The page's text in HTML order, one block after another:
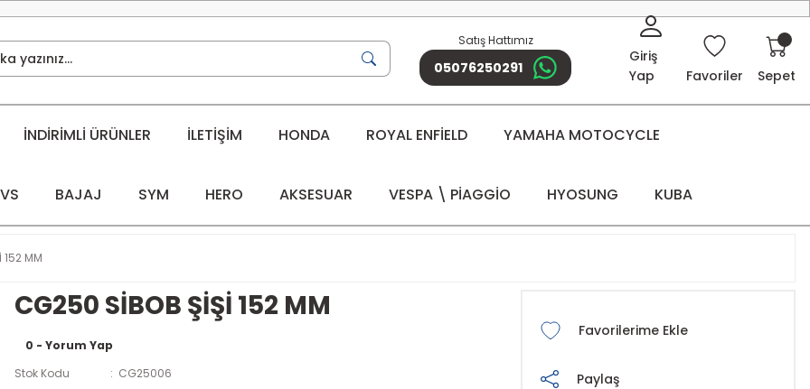
Satış Hattımız
05076250291
Giriş
Yap
Favoriler Sepet
İNDİRİMLİ ÜRÜNLER İLETİŞİM HONDA ROYAL ENFİELD YAMAHA MOTOCYCLE
BAJAJ SYM HERO AKSESUAR VESPA \ PİAGGİO HYOSUNG KUBA
MM
CG250 SİBOB ŞİŞİ 152 MM
0 - Yorum Yap
Stok Kodu
CG25006 Paylaş